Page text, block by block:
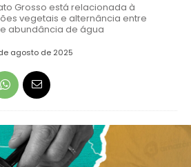
Grosso está relacionada à
vegetais e alternância entre
abundância de água
agosto de 2025